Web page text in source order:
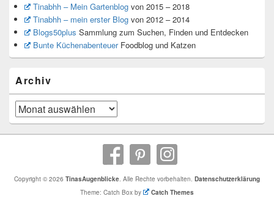
Tinabhh – Mein Gartenblogvon 2015 – 2018
Tinabhh – mein erster Blogvon 2012 – 2014
Blogs50plus Sammlung zum Suchen, Finden und Entdecken
Bunte KüchenabenteuerFoodblog und Katzen
Archiv
Archiv
Copyright © 2026 TinasAugenblicke. Alle Rechte vorbehalten. Datenschutzerklärung
Theme: Catch Box by
Catch Themes